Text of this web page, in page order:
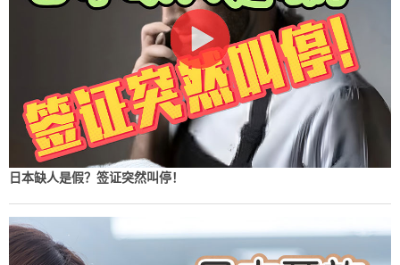
日本缺人是假？签证突然叫停！